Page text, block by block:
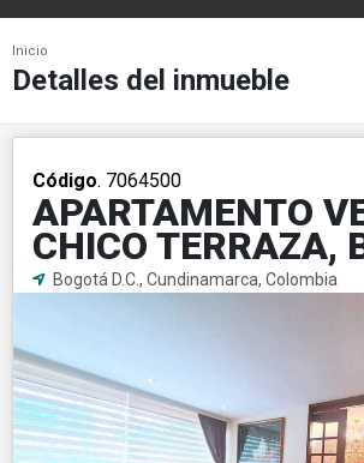
Inicio
Detalles del inmueble
Código. 7064500
APARTAMENTO
CHICO TERRAZA,
Bogotá D.C., Cundinamarca, Colombia